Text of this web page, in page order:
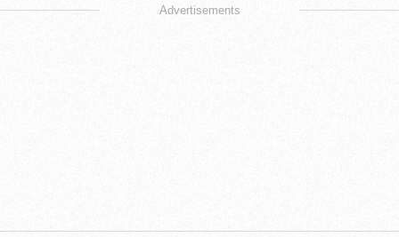
Advertisements